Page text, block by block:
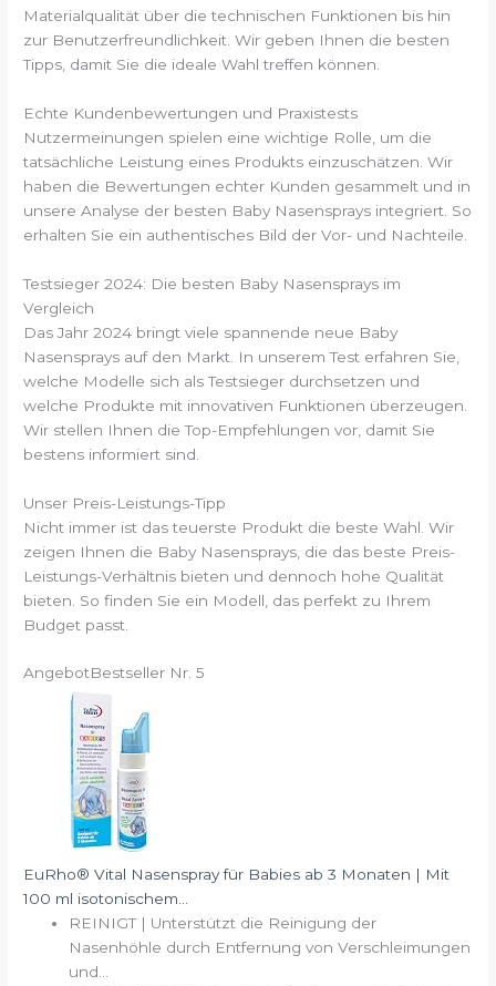
Materialqualität über die technischen Funktionen bis hin
zur Benutzerfreundlichkeit. Wir geben Ihnen die besten
Tipps, damit Sie die ideale Wahl treffen können.
Echte Kundenbewertungen und Praxistests
Nutzermeinungen spielen eine wichtige Rolle, um die
tatsächliche Leistung eines Produkts einzuschätzen. Wir
haben die Bewertungen echter Kunden gesammelt und in
unsere Analyse der besten Baby Nasensprays integriert. So
erhalten Sie ein authentisches Bild der Vor- und Nachteile.
Testsieger 2024: Die besten Baby Nasensprays im
Vergleich
Das Jahr 2024 bringt viele spannende neue Baby
Nasensprays auf den Markt. In unserem Test erfahren Sie,
welche Modelle sich als Testsieger durchsetzen und
welche Produkte mit innovativen Funktionen überzeugen.
Wir stellen Ihnen die Top-Empfehlungen vor, damit Sie
bestens informiert sind.
Unser Preis-Leistungs-Tipp
Nicht immer ist das teuerste Produkt die beste Wahl. Wir
zeigen Ihnen die Baby Nasensprays, die das beste Preis-
Leistungs-Verhältnis bieten und dennoch hohe Qualität
bieten. So finden Sie ein Modell, das perfekt zu Ihrem
Budget passt.
AngebotBestseller Nr. 5
EuRho® Vital Nasenspray für Babies ab 3 Monaten | Mit
100 ml isotonischem...
REINIGT | Unterstützt die Reinigung der
Nasenhöhle durch Entfernung von Verschleimungen
und...